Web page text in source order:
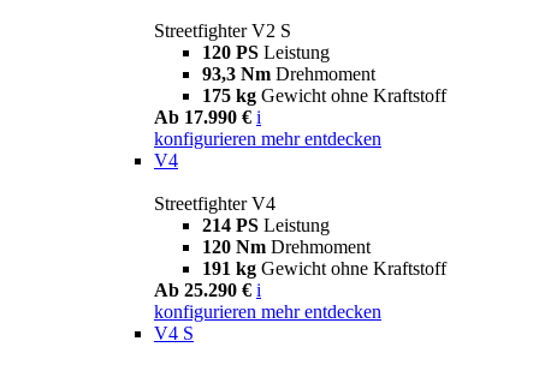
Streetfighter V2 S
120 PS Leistung
93,3 Nm Drehmoment
175 kg Gewicht ohne Kraftstoff
Ab 17.990 € i
konfigurieren mehr entdecken
V4
Streetfighter V4
214 PS Leistung
120 Nm Drehmoment
191 kg Gewicht ohne Kraftstoff
Ab 25.290 € i
konfigurieren mehr entdecken
V4 S